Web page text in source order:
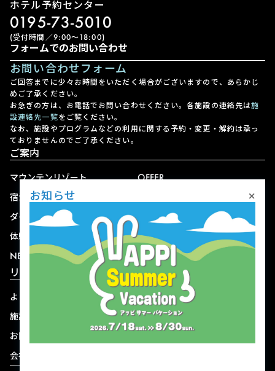
ホテル予約センター
0195-73-5010
(受付時間／9:00〜18:00)
フォームでのお問い合わせ
お問い合わせフォーム
ご回答までに少々お時間をいただく場合がございますので、あらかじ
めご了承ください。
お急ぎの方は、お電話でお問い合わせください。各施設の連絡先は施
設連絡先一覧をご覧ください。
なお、施設やプログラムなどの利用に関する予約・変更・解約は承っ
ておりませんのでご了承ください。
ご案内
マウンテンリゾート
宿泊
ダイニング
体験
NEWS
OFFER
ショップ
リゾート情報
よくある質問
施設連絡先一覧
お問い合わせ
会社概要
関連施設
資料ダウンロード
お知らせ ×